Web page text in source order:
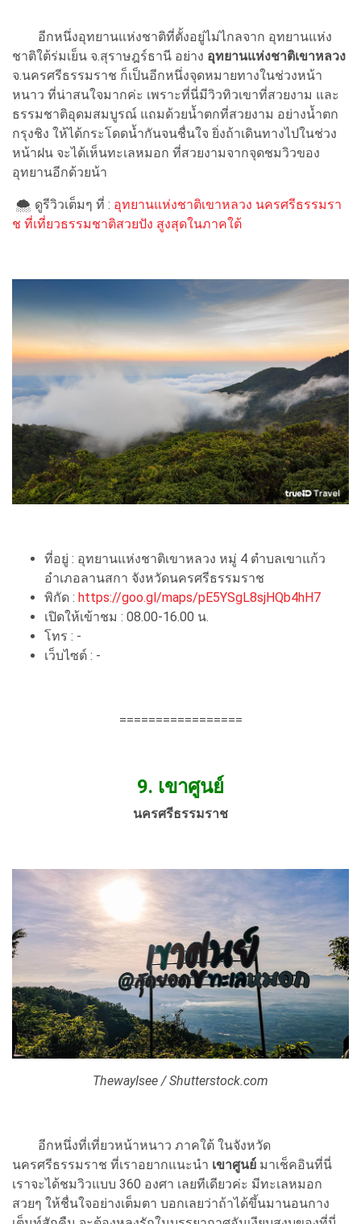
อีกหนึ่งอุทยานแห่งชาติที่ตั้งอยู่ไม่ไกลจาก อุทยานแห่ง
ชาติใต้ร่มเย็น จ.สุราษฎร์ธานี อย่าง อุทยานแห่งชาติเขาหลวง
จ.นครศรีธรรมราช ก็เป็นอีกหนึ่งจุดหมายทางในช่วงหน้า
หนาว ที่น่าสนใจมากค่ะ เพราะที่นี่มีวิวทิวเขาที่สวยงาม และ
ธรรมชาติอุดมสมบูรณ์ แถมด้วยน้ำตกที่สวยงาม อย่างน้ำตก
กรุงชิง ให้ได้กระโดดน้ำกันจนชื่นใจ ยิ่งถ้าเดินทางไปในช่วง
หน้าฝน จะได้เห็นทะเลหมอก ที่สวยงามจากจุดชมวิวของ
อุทยานอีกด้วยน้า
🌨 ดูรีวิวเต็มๆ ที่ : อุทยานแห่งชาติเขาหลวง นครศรีธรรมรา
ช ที่เที่ยวธรรมชาติสวยปัง สูงสุดในภาคใต้
ที่อยู่ : อุทยานแห่งชาติเขาหลวง หมู่ 4 ตำบลเขาแก้ว
อำเภอลานสกา จังหวัดนครศรีธรรมราช
พิกัด : https://goo.gl/maps/pE5YSgL8sjHQb4hH7
เปิดให้เข้าชม : 08.00-16.00 น.
โทร : -
เว็บไซต์ : -
=================
9. เขาศูนย์
นครศรีธรรมราช
ThewayIsee / Shutterstock.com
อีกหนึ่งที่เที่ยวหน้าหนาว ภาคใต้ ในจังหวัด
นครศรีธรรมราช ที่เราอยากแนะนำ เขาศูนย์ มาเช็คอินที่นี่
เราจะได้ชมวิวแบบ 360 องศา เลยทีเดียวค่ะ มีทะเลหมอก
สวยๆ ให้ชื่นใจอย่างเต็มตา บอกเลยว่าถ้าได้ขึ้นมานอนกาง